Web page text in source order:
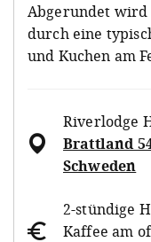
Abgerundet wird
durch eine
und Kuchen am
Riverlodge
Brattland
Schweden
2-stündige
Kaffee am